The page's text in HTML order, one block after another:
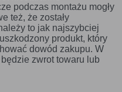
śledzenia użytkowników,
informacji pozwalających
konkretnego
osobowe
podczas montażu mogły
też, że zostały
to jak najszybciej
produkt, który
dowód zakupu. W
zwrot towaru lub